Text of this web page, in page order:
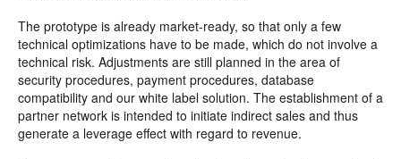
The prototype is already market-ready, so that only a few
technical optimizations have to be made, which do not involve a
technical risk. Adjustments are still planned in the area of
security procedures, payment procedures, database
compatibility and our white label solution. The establishment of a
partner network is intended to initiate indirect sales and thus
generate a leverage effect with regard to revenue.